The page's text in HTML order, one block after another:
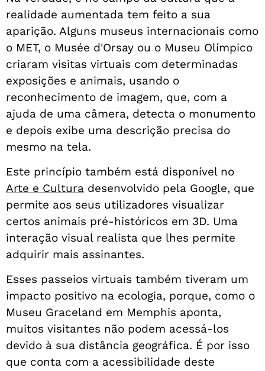
realidade aumentada tem feito a sua
aparição. Alguns museus internacionais como
o MET, o Musée d'Orsay ou o Museu Olímpico
criaram visitas virtuais com determinadas
exposições e animais, usando o
reconhecimento de imagem, que, com a
ajuda de uma câmera, detecta o monumento
e depois exibe uma descrição precisa do
mesmo na tela.
Este princípio também está disponível no
Arte e Cultura desenvolvido pela Google, que
permite aos seus utilizadores visualizar
certos animais pré-históricos em 3D. Uma
interação visual realista que lhes permite
adquirir mais assinantes.
Esses passeios virtuais também tiveram um
impacto positivo na ecologia, porque, como o
Museu Graceland em Memphis aponta,
muitos visitantes não podem acessá-los
devido à sua distância geográfica. É por isso
que conta com a acessibilidade deste